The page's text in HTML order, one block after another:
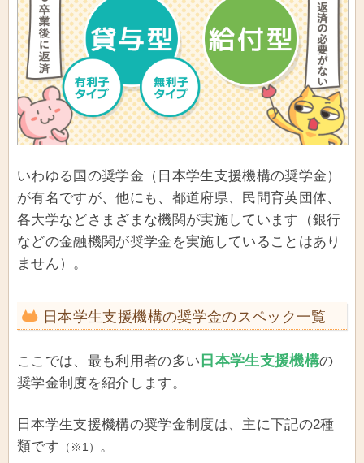
いわゆる国の奨学金（日本学生支援機構の奨学金）
が有名ですが、他にも、都道府県、民間育英団体、
各大学などさまざまな機関が実施しています（銀行
などの金融機関が奨学金を実施していることはあり
ません）。
日本学生支援機構の奨学金のスペック一覧
ここでは、最も利用者の多い 日本学生支援機構の
奨学金制度を紹介します。
日本学生支援機構の奨学金制度は、主に下記の2種
類です （※1） 。